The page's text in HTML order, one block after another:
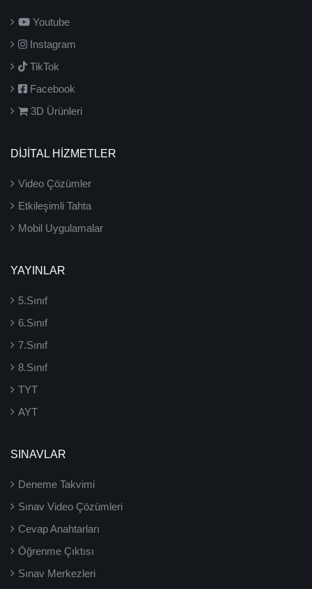
Youtube
Instagram
TikTok
Facebook
3D Ürünleri
DİJİTAL HİZMETLER
Video Çözümler
Etkileşimli Tahta
Mobil Uygulamalar
YAYINLAR
5.Sınıf
6.Sınıf
7.Sınıf
8.Sınıf
TYT
AYT
SINAVLAR
Deneme Takvimi
Sınav Video Çözümleri
Cevap Anahtarları
Öğrenme Çıktısı
Sınav Merkezleri